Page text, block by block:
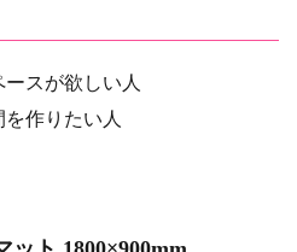
スが欲しい人
作りたい人